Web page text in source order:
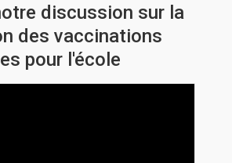
discussion sur la
des vaccinations
pour l'école